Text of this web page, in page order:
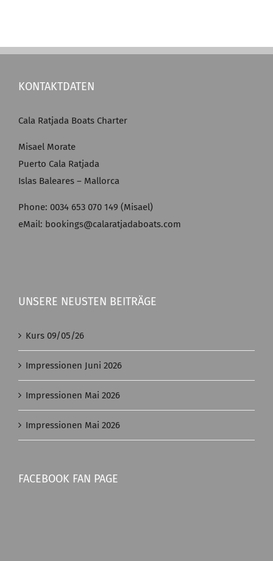
KONTAKTDATEN
Cala Ratjada Boats Charter
Misael Morate
Puerto Cala Ratjada
Islas Baleares – Mallorca
Phone: 0034 653 070 149 (Misael)
eMail: bookings@calaratjadaboats.com
UNSERE NEUSTEN BEITRÄGE
Kurs 09/05/26
Impressionen Juni 2026
Impressionen Mai 2026
Impressionen Mai 2026
FACEBOOK FAN PAGE